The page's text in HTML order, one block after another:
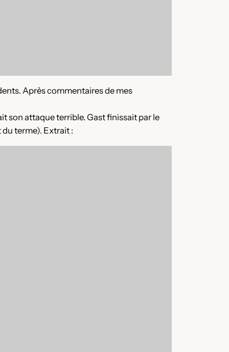
Après commentaires de mes
son attaque terrible. Gast finissait par le
terme). Extrait :